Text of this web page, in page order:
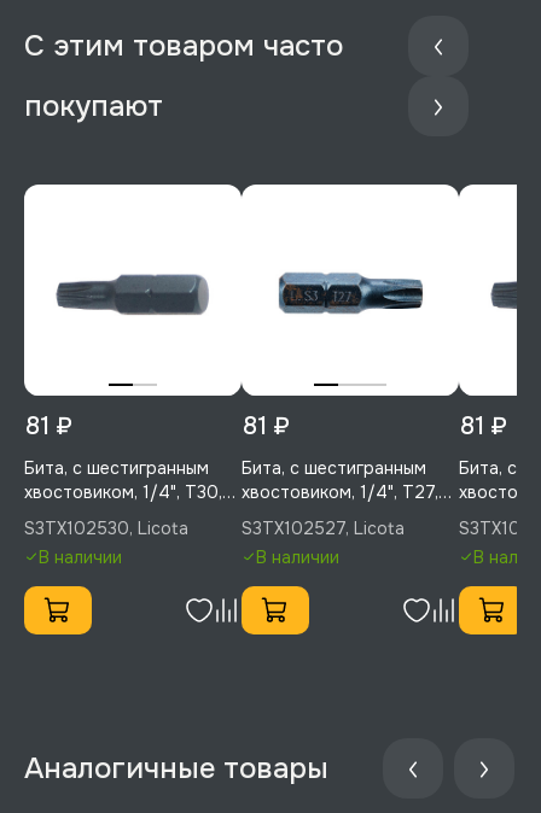
С этим товаром часто
покупают
81 ₽
Бита, с шестигранным
хвостовиком, 1/4", T30,
25 мм, усиленная, 1 шт,
Licota, S3TX102530
S3TX102530, Licota
В наличии
81 ₽
Бита, с шестигранным
хвостовиком, 1/4", T27,
25 мм, усиленная, 1 шт,
Licota, S3TX102527
S3TX102527, Licota
В наличии
81 ₽
Бита, с
25 мм,
Licota,
В